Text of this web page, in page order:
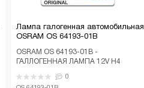
Лампа галогенная автомобильная
OSRAM OS 64193-01B
OSRAM OS 64193-01B -
ГАЛЛОГЕННАЯ ЛАМПА 12V H4
БЛИСТЕР (1ШТ) Галогенная ав..
0